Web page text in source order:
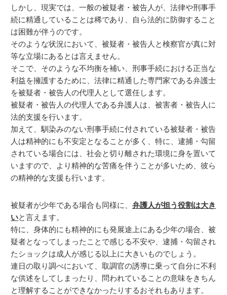
しかし、現実では、一般の被疑者・被告人が、法律や刑事手
続に精通していることは稀であり、自ら法的に防御すること
は困難が伴うのです。
そのような状況において、被疑者・被告人と検察官が真に対
等な立場にあるとは言えません。
そこで、そのような不均衡を補い、刑事手続における正当な
利益を擁護するために、法律に精通した専門家である弁護士
を被疑者・被告人の代理人として選任します。
被疑者・被告人の代理人である弁護人は、被害者・被告人に
法的支援を行います。
加えて、馴染みのない刑事手続に付されている被疑者・被告
人は精神的にも不安定となることが多く、特に、逮捕・勾留
されている場合には、社会と切り離された環境に身を置いて
いますので、より精神的な苦痛を伴うことが多いため、彼ら
の精神的な支援も行います。
被疑者が少年である場合も同様に、弁護人が担う役割は大き
いと言えます。
特に、身体的にも精神的にも発展途上にある少年の場合、被
疑者となってしまったことで感じる不安や、逮捕・勾留され
たショックは成人が感じる以上に大きいものでしょう。
連日の取り調べにおいて、取調官の誘導に乗って自分に不利
な供述をしてしまったり、問われていることの意味をきちん
と理解することができなかったりするおそれもあります。